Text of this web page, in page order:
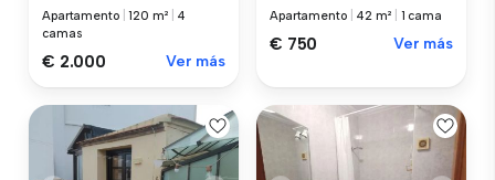
Apartamento |120 m²
4
camas
€ 2.000 Ver más
Apartamento 42 m² 1 cama
€ 750 Ver más